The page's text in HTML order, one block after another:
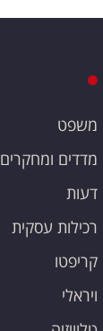
משפט
מדדים ומחקרים
דעות
רכילות עסקית
קריפטו
ויראלי